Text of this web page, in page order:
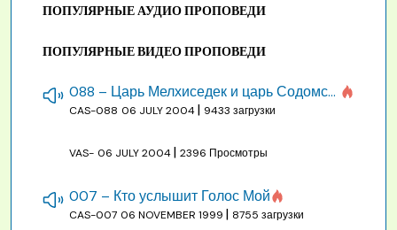
ПОПУЛЯРНЫЕ АУДИО ПРОПОВЕДИ
ПОПУЛЯРНЫЕ ВИДЕО ПРОПОВЕДИ
088 – Царь Мелхиседек и царь Содомский
CAS-088 06 JULY 2004| 9433 загрузки
VAS- 06 JULY 2004| 2396 Просмотры
007 – Кто услышит Голос Мой
CAS-007 06 NOVEMBER 1999 | 8755 загрузки